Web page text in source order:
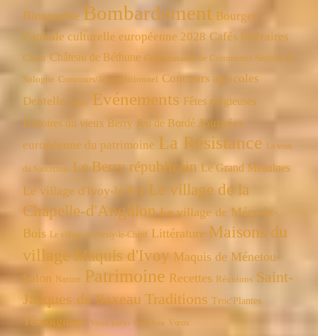
Biographie Bombardement Bourges
Capitale culturelle européenne 2028 Cafés littéraires
Chant Château de Béthune Communauté de Communes Sauldre &
Sologne Concours/Jeu traditionnel Concours agricoles
Dentelle
Eglise Evénements Fêtes religieuses
Histoires du vieux Berry Jeu de Bordé Journées
européenne du patrimoine La Résistance La voix
du Sancerrois Le Berry républicain Le Grand Meaulnes
Le village d'Ivoy-le-Pré Le village de la
Chapelle-d'Angillon Le village de Méry-ès-
Bois Le village de Presly-le-Chétif Littérature Maisons du
village Maquis d'Ivoy Maquis de Ménetou-
Salon Nature Patrimoine Recettes Réunions Saint-
Jacques de Saxeau Traditions Troc'Plantes
Témoignage Vieux parler berrichon Vœux